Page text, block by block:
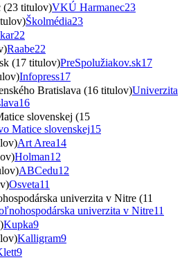
(23 titulov)VKÚ Harmanec23
Školmédia23
22
Raabe22
(17 titulov)PreSpolužiakov.sk17
Infopress17
Bratislava (16 titulov)Univerzita
16
slovenskej (15
Matice slovenskej15
Art Area14
Holman12
ABCedu12
Osveta11
univerzita v Nitre (11
univerzita v Nitre11
Kupka9
Kalligram9
9